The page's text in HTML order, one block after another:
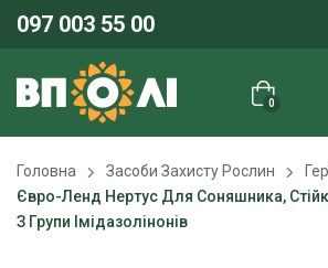
097 003 55 00
0
Головна Засоби Захисту Рослин
Євро-Ленд Нертус Для Соняшника,
З Групи Імідазолінонів